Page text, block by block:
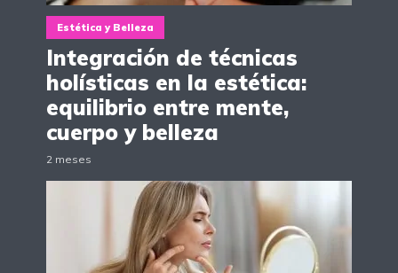
Estética y Belleza
Integración de técnicas
holísticas en la estética:
equilibrio entre mente,
cuerpo y belleza
2 meses